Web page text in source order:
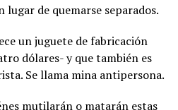
lugar de quemarse separados.
un juguete de fabricación
dólares- y que también es
Se llama mina antipersona.
mutilarán o matarán estas